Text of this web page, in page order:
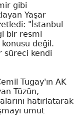
gibi
Yaşar
"İstanbul
bir resmi
konusu değil.
süreci kendi
Tugay'ın AK
Tüzün,
hatırlatarak
umut